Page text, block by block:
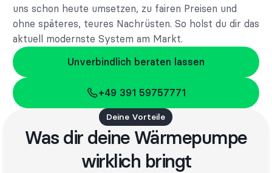
uns schon heute umsetzen, zu fairen Preisen und
ohne späteres, teures Nachrüsten. So holst du dir das
aktuell modernste System am Markt.
Unverbindlich beraten lassen
Unverbindlich beraten lassen
+49 391 59757771
+49 391 59757771
Deine Vorteile
Was dir deine Wärmepumpe
wirklich bringt